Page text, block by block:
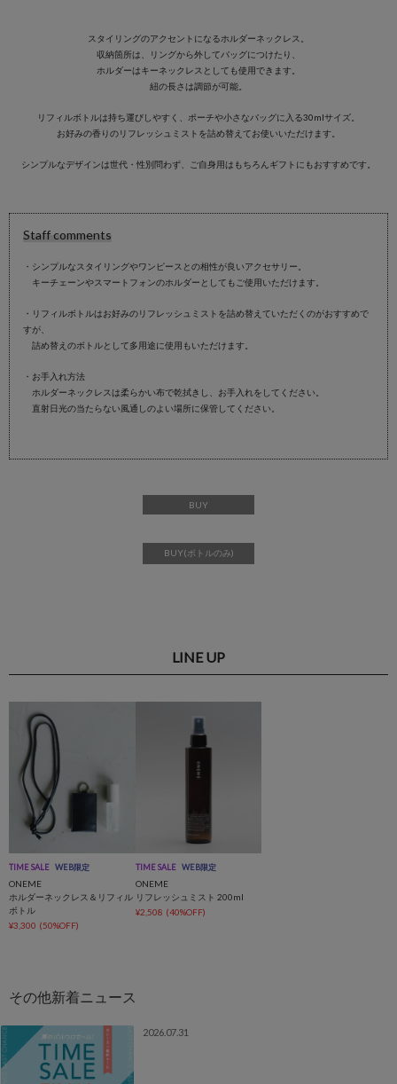
スタイリングのアクセントになるホルダーネックレス。
収納箇所は、リングから外してバッグにつけたり、
ホルダーはキーネックレスとしても使用できます。
紐の長さは調節が可能。
リフィルボトルは持ち運びしやすく、ポーチや小さなバッグに入る30mlサイズ。
お好みの香りのリフレッシュミストを詰め替えてお使いいただけます。
シンプルなデザインは世代・性別問わず、ご自身用はもちろんギフトにもおすすめです。
Staff comments
・シンプルなスタイリングやワンピースとの相性が良いアクセサリー。
キーチェーンやスマートフォンのホルダーとしてもご使用いただけます。
・リフィルボトルはお好みのリフレッシュミストを詰め替えていただくのがおすすめで
すが、
詰め替えのボトルとして多用途に使用もいただけます。
・お手入れ方法
ホルダーネックレスは柔らかい布で乾拭きし、お手入れをしてください。
直射日光の当たらない風通しのよい場所に保管してください。
BUY
BUY(ボトルのみ)
LINE UP
TIME SALE WEB限定
ONEME
ホルダーネックレス＆リフィル
ボトル
¥3,300 (50%OFF)
TIME SALE WEB限定
ONEME
リフレッシュミスト 200ml
¥2,508 (40%OFF)
2026.07.31